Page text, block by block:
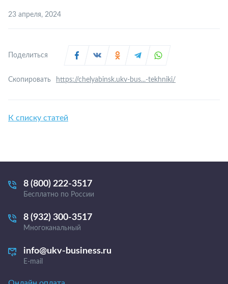
23 апреля, 2024
Поделиться
Скопировать https://chelyabinsk.ukv-bus...-tekhniki/
К списку статей
8 (800) 222-3517
Бесплатно по России
8 (932) 300-3517
Многоканальный
info@ukv-business.ru
E-mail